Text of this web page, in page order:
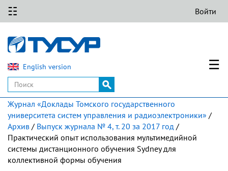
☷ Войти
English version ☰
Журнал «Доклады Томского государственного
университета систем управления и радиоэлектроники» /
Архив / Выпуск журнала № 4, т. 20 за 2017 год /
Практический опыт использования мультимедийной
системы дистанционного обучения Sydney для
коллективной формы обучения